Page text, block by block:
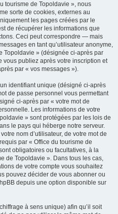
tourisme de Topoldavie », nous
sorte de cookies, externes au
les pages créées par le
de récupérer les informations que
Ceci peut correspondre — mais
en tant qu’utilisateur anonyme,
Topoldavie » (désignée ci-après par
vous publiez après votre inscription et
par « vos messages »).
identifiant unique (désigné ci-après
de passe personnel vous permettant
ci-après par « votre mot de
Les informations de votre
» sont protégées par les lois de
le pays qui héberge notre serveur.
nom d’utilisateur, de votre mot de
par « Office du tourisme de
obligatoires ou facultatives, à la
de Topoldavie ». Dans tous les cas,
de votre compte vous souhaitez
pouvez décider de vous abonner ou
depuis une option disponible sur
à sens unique) afin qu’il soit